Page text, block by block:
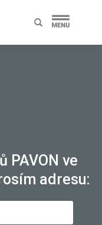
PAVON ve
adresu: